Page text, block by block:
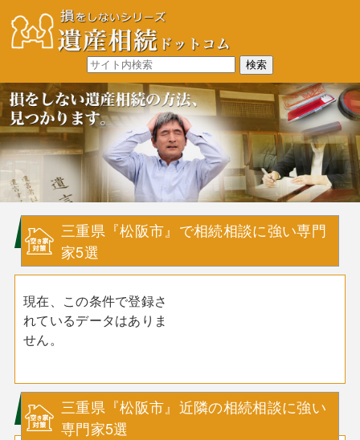
三重県『松阪市』で相続相談に強い専門
家5選
現在、この条件で登録さ
れているデータはありま
せん。
三重県『松阪市』近隣の相続相談に強い
専門家5選